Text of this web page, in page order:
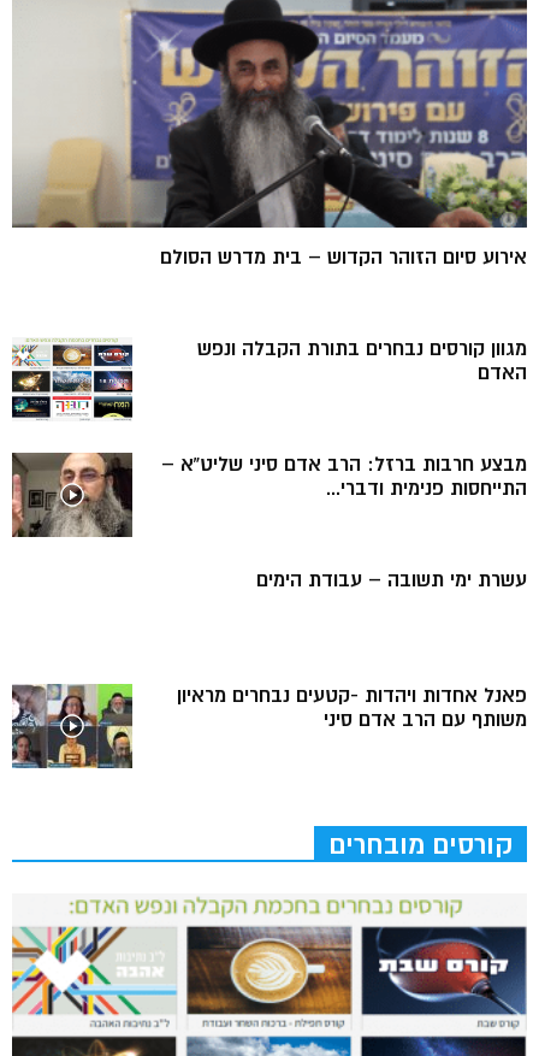
אירוע סיום הזוהר הקדוש – בית מדרש הסולם
מגוון קורסים נבחרים בתורת הקבלה ונפש
האדם
מבצע חרבות ברזל: הרב אדם סיני שליט”א –
התייחסות פנימית ודברי...
עשרת ימי תשובה – עבודת הימים
פאנל אחדות ויהדות -קטעים נבחרים מראיון
משותף עם הרב אדם סיני
קורסים מובחרים